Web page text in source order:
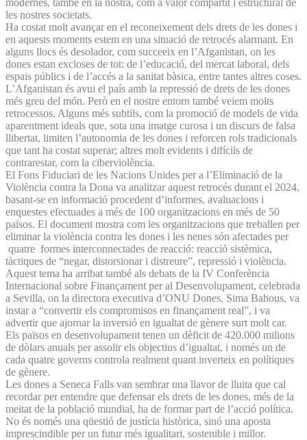
les nostres societats.
Ha costat molt avançar en el reconeixement dels drets de les dones i
en aquests moments estem en una situació de retrocés alarmant. En
alguns llocs és desolador, com succeeix en l’Afganistan, on les
dones estan excloses de tot: de l’educació, del mercat laboral, dels
espais públics i de l’accés a la sanitat bàsica, entre tantes altres coses.
L’Afganistan és avui el país amb la repressió de drets de les dones
més greu del món. Però en el nostre entorn també veiem molts
retrocessos. Alguns més subtils, com la promoció de models de vida
aparentment ideals que, sota una imatge curosa i un discurs de falsa
llibertat, limiten l’autonomia de les dones i reforcen rols tradicionals
que tant ha costat superar; altres molt evidents i difícils de
contrarestar, com la ciberviolència.
El Fons Fiduciari de les Nacions Unides per a l’Eliminació de la
Violència contra la Dona va analitzar aquest retrocés durant el 2024,
basant-se en informació procedent d’informes, avaluacions i
enquestes efectuades a més de 100 organitzacions en més de 50
països. El document mostra com les organitzacions que treballen per
eliminar la violència contra les dones i les nenes són afectades per
quatre formes interconnectades de reacció: reacció sistèmica,
tàctiques de “negar, distorsionar i distreure”, repressió i violència.
Aquest tema ha arribat també als debats de la IV Conferència
Internacional sobre Finançament per al Desenvolupament, celebrada
a Sevilla, on la directora executiva d’ONU Dones, Sima Bahous, va
instar a “convertir els compromisos en finançament real”, i va
advertir que ajornar la inversió en igualtat de gènere surt molt car.
Els països en desenvolupament tenen un dèficit de 420.000 milions
de dòlars anuals per assolir els objectius d’igualtat, i només un de
cada quatre governs controla realment quant inverteix en polítiques
de gènere.
Les dones a Seneca Falls van sembrar una llavor de lluita que cal
recordar per entendre que defensar els drets de les dones, més de la
meitat de la població mundial, ha de formar part de l’acció política.
No és només una qüestió de justícia històrica, sinó una aposta
imprescindible per un futur més igualitari, sostenible i millor.